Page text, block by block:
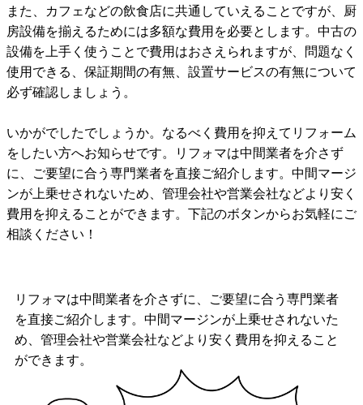
また、カフェなどの飲食店に共通していえることですが、厨
房設備を揃えるためには多額な費用を必要とします。中古の
設備を上手く使うことで費用はおさえられますが、問題なく
使用できる、保証期間の有無、設置サービスの有無について
必ず確認しましょう。
いかがでしたでしょうか。なるべく費用を抑えてリフォーム
をしたい方へお知らせです。リフォマは中間業者を介さず
に、ご要望に合う専門業者を直接ご紹介します。中間マージ
ンが上乗せされないため、管理会社や営業会社などより安く
費用を抑えることができます。下記のボタンからお気軽にご
相談ください！
リフォマは中間業者を介さずに、ご要望に合う専門業者
を直接ご紹介します。中間マージンが上乗せされないた
め、管理会社や営業会社などより安く費用を抑えること
ができます。